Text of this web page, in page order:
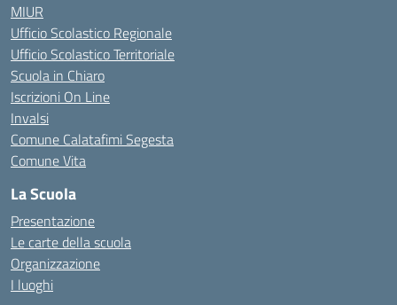
MIUR
Ufficio Scolastico Regionale
Ufficio Scolastico Territoriale
Scuola in Chiaro
Iscrizioni On Line
Invalsi
Comune Calatafimi Segesta
Comune Vita
La Scuola
Presentazione
Le carte della scuola
Organizzazione
I luoghi